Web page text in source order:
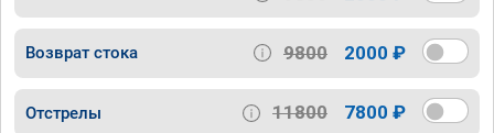
Возврат стока 9800 2000 ₽
Отстрелы 11800 7800 ₽